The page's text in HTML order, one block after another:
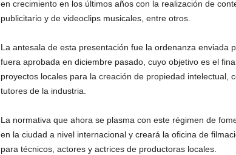
en crecimiento en los últimos años con la realización de
publicitario y de videoclips musicales, entre otros.
La antesala de esta presentación fue la ordenanza enviada
fuera aprobada en diciembre pasado, cuyo objetivo es el
proyectos locales para la creación de propiedad intelectual,
tutores de la industria.
La normativa que ahora se plasma con este régimen de
en la ciudad a nivel internacional y creará la oficina de
para técnicos, actores y actrices de productoras locales.